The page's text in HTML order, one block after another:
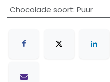
Chocolade soort: Puur